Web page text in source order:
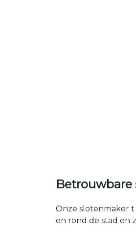
Onze slotenmaker
en rond de stad en